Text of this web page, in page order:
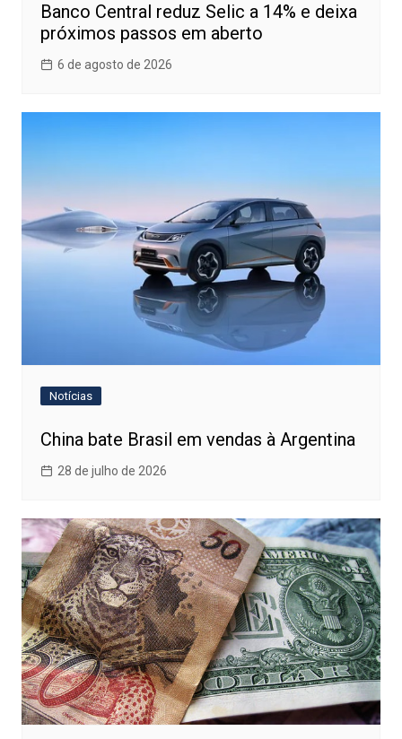
Banco Central reduz Selic a 14% e deixa
próximos passos em aberto
6 de agosto de 2026
Notícias
China bate Brasil em vendas à Argentina
28 de julho de 2026